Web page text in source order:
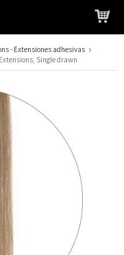
su carrito
- Extensiones adhesivas
Single drawn